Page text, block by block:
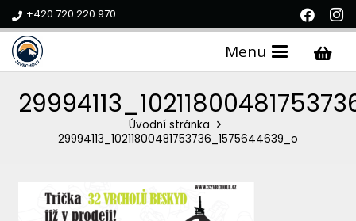
+420 720 220 970
Menu
Úvodní stránka
29994113_10211800481753736_1575644639_o